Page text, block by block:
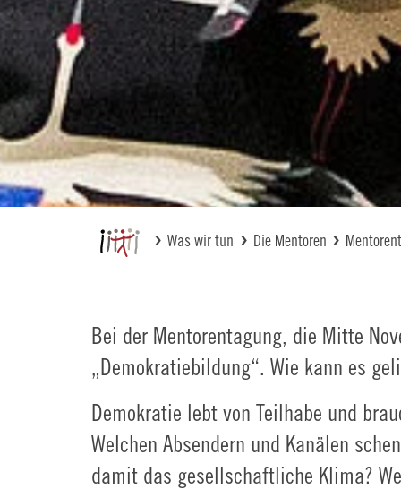
Was wir tun Die Mentoren
Bei der Mentorentagung, die Mitte
„Demokratiebildung“. Wie kann es
Demokratie lebt von Teilhabe und
Welchen Absendern und Kanälen
damit das gesellschaftliche Klima?